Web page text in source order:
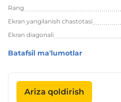
Rang
Ekran yangilanish chastotasi
Ekran diagonali
Batafsil ma'lumotlar
Ariza qoldirish